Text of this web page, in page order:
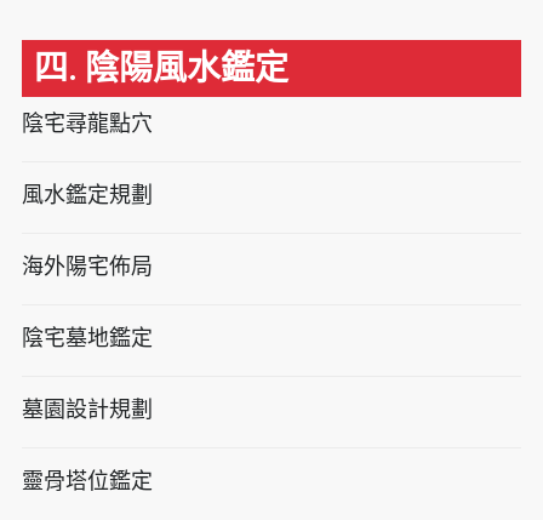
四. 陰陽風水鑑定
陰宅尋龍點穴
風水鑑定規劃
海外陽宅佈局
陰宅墓地鑑定
墓園設計規劃
靈骨塔位鑑定